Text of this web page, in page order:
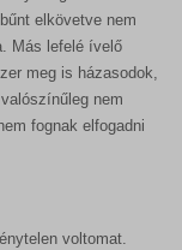
elkövetve nem
Más lefelé ívelő
meg is házasodok,
nem
fognak elfogadni
voltomat.